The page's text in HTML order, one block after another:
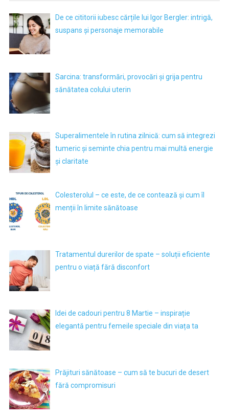
De ce cititorii iubesc cărțile lui Igor Bergler: intrigă,
suspans și personaje memorabile
Sarcina: transformări, provocări și grija pentru
sănătatea colului uterin
Superalimentele în rutina zilnică: cum să integrezi
tumeric și seminte chia pentru mai multă energie
și claritate
Colesterolul – ce este, de ce contează și cum îl
menții în limite sănătoase
Tratamentul durerilor de spate – soluții eficiente
pentru o viață fără disconfort
Idei de cadouri pentru 8 Martie – inspirație
elegantă pentru femeile speciale din viața ta
Prăjituri sănătoase – cum să te bucuri de desert
fără compromisuri